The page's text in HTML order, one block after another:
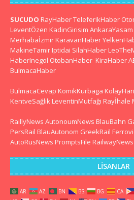
SUCUDO RayHaberTeleferikHaber
LeventÖzen KadinGirisim AnkaraYasam
Merhabaİzmir KaravanHaber
MakineTamir Iptidai SilahHaber
HaberInegol OtobanHaber KiraHaber
BulmacaHaber
BulmacaCevap KomikKurbaga
KentveSağlık LeventinMutfağı Rayİhale
RaillyNews AutonoumNews BlauBahn
PersRail BlauAutonom GreekRail
AutoRusNews PromptsFile RailwayNews
LISANLAR
AR AZ BN BS BG CA